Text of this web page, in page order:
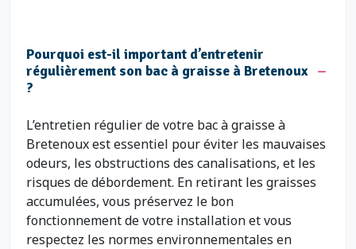
Pourquoi est-il important d’entretenir
régulièrement son bac à graisse à Bretenoux
?
L’entretien régulier de votre bac à graisse à
Bretenoux est essentiel pour éviter les mauvaises
odeurs, les obstructions des canalisations, et les
risques de débordement. En retirant les graisses
accumulées, vous préservez le bon
fonctionnement de votre installation et vous
respectez les normes environnementales en